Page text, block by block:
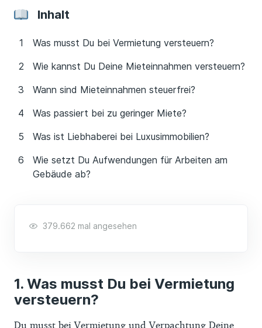
Inhalt
Was musst Du bei Vermietung versteuern?
Wie kannst Du Deine Mieteinnahmen versteuern?
Wann sind Mieteinnahmen steuerfrei?
Was passiert bei zu geringer Miete?
Was ist Liebhaberei bei Luxusimmobilien?
Wie setzt Du Aufwendungen für Arbeiten am
Gebäude ab?
379.662 mal angesehen
Was musst Du bei Vermietung
versteuern?
Du musst bei Vermietung und Verpachtung Deine